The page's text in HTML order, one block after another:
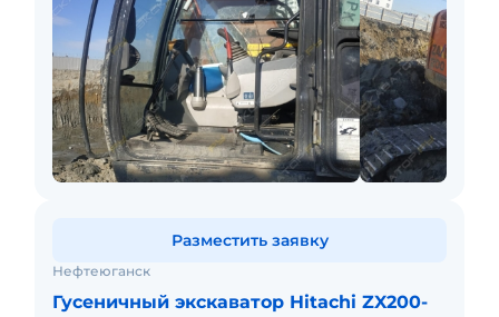
Нефтеюганск
Гусеничный экскаватор Hitachi ZX200-
Разместить заявку